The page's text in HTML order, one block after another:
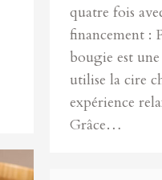
quatre fois
financement :
bougie est
utilise la cire
expérience
Grâce…